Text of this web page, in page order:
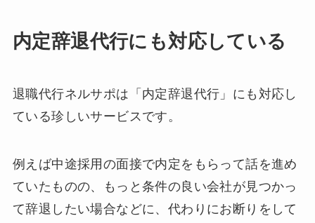
内定辞退代行にも対応している
退職代行ネルサポは「内定辞退代行」にも対応し
ている珍しいサービスです。
例えば中途採用の面接で内定をもらって話を進め
ていたものの、もっと条件の良い会社が見つかっ
て辞退したい場合などに、代わりにお断りをして